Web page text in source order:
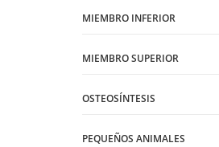
MIEMBRO INFERIOR
MIEMBRO SUPERIOR
OSTEOSÍNTESIS
PEQUEÑOS ANIMALES